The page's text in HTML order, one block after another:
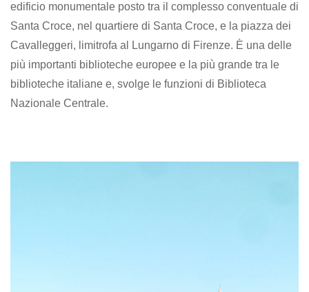
edificio monumentale posto tra il complesso conventuale di
Santa Croce, nel quartiere di Santa Croce, e la piazza dei
Cavalleggeri, limitrofa al Lungarno di Firenze. È una delle
più importanti biblioteche europee e la più grande tra le
biblioteche italiane e, svolge le funzioni di Biblioteca
Nazionale Centrale.